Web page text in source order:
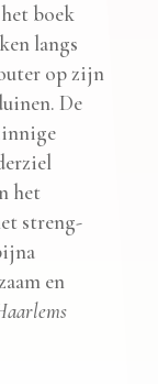
boek
langs
op zijn
De
het
streng-
en